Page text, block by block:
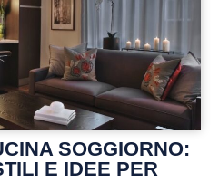
SOGGIORNO:
E IDEE PER